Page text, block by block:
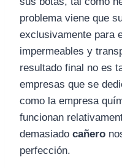
problema viene que
exclusivamente para
impermeables y
resultado final no es
empresas que se
como la empresa
funcionan
demasiado cañero
perfección.